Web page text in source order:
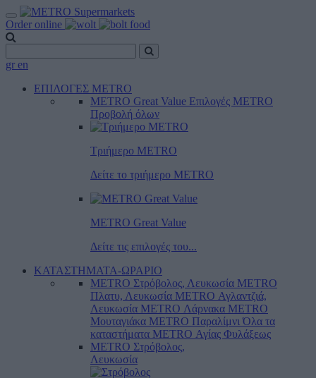
Order online
gr en
ΕΠΙΛΟΓΕΣ METRO
METRO Great Value Επιλογές METRO
Προβολή όλων
Τριήμερο METRO
Δείτε το τριήμερο ΜΕTRO
METRO Great Value
Δείτε τις επιλογές του...
ΚΑΤΑΣΤΗΜΑΤΑ-ΩΡΑΡΙΟ
METRO Στρόβολος, Λευκωσία METRO
Πλατυ, Λευκωσία METRO Αγλαντζιά,
Λευκωσία METRO Λάρνακα METRO
Μουταγιάκα METRO Παραλίμνι Όλα τα
καταστήματα METRO Αγίας Φυλάξεως
METRO Στρόβολος,
Λευκωσία